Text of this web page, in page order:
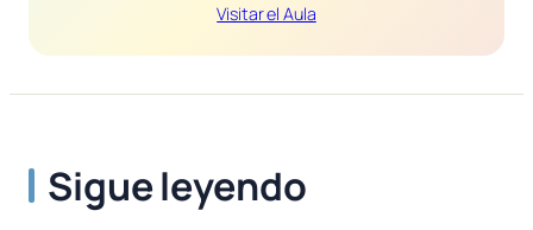
Visitar el Aula
Sigue leyendo